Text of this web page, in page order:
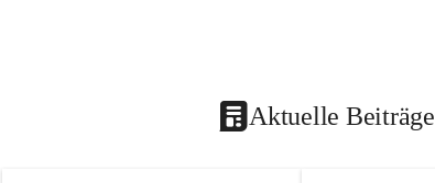
Aktuelle Beiträge